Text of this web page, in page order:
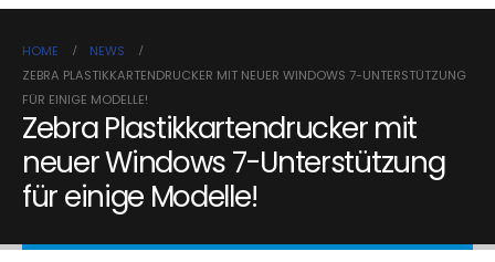
HOME
NEWS
ZEBRA PLASTIKKARTENDRUCKER MIT NEUER WINDOWS 7-UNTERSTÜTZUNG
FÜR EINIGE MODELLE!
Zebra Plastikkartendrucker mit
neuer Windows 7-Unterstützung
für einige Modelle!